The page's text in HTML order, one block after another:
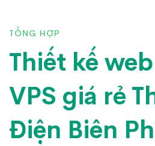
TỔNG HỢP
Thiết kế
VPS giá rẻ
Điện Biên